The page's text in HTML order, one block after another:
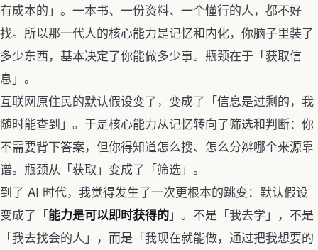
有成本的」。一本书、一份资料、一个懂行的人，都不好
找。所以那一代人的核心能力是记忆和内化，你脑子里装了
多少东西，基本决定了你能做多少事。瓶颈在于「获取信
息」。
互联网原住民的默认假设变了，变成了「信息是过剩的，我
随时能查到」。于是核心能力从记忆转向了筛选和判断：你
不需要背下答案，但你得知道怎么搜、怎么分辨哪个来源靠
谱。瓶颈从「获取」变成了「筛选」。
到了 AI 时代，我觉得发生了一次更根本的跳变：默认假设
变成了「能力是可以即时获得的」。不是「我去学」，不是
「我去找会的人」，而是「我现在就能做，通过把我想要的